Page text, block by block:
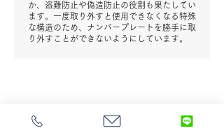
か、盗難防止や偽造防止の役割も果たしてい
ます。一度取り外すと使用できなくなる特殊
な構造のため、ナンバープレートを勝手に取
り外すことができないようにしています。